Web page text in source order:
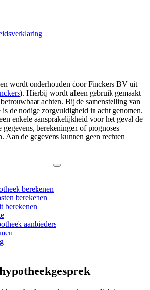
wordt onderhouden door Finckers BV uit
). Hierbij wordt alleen gebruik gemaakt
achten. Bij de samenstelling van
is de nodige zorgvuldigheid in acht genomen.
enkele aansprakelijkheid voor het geval de
gegevens, berekeningen of prognoses
Aan de gegevens kunnen geen rechten
berekenen
berekenen
berekenen
aanbieders